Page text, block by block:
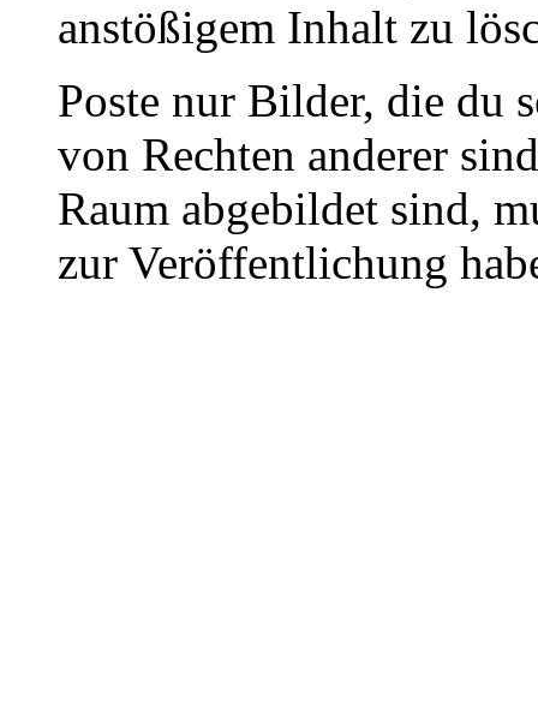
anstößigem Inhalt zu
Poste nur Bilder, die du
von Rechten anderer
Raum abgebildet sind,
zur Veröffentlichung